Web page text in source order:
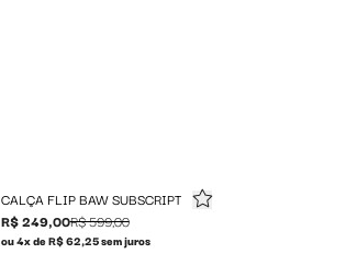
CALÇA FLIP BAW SUBSCRIPT
R$ 249,00R$ 599,00
ou 4x de R$ 62,25 sem juros